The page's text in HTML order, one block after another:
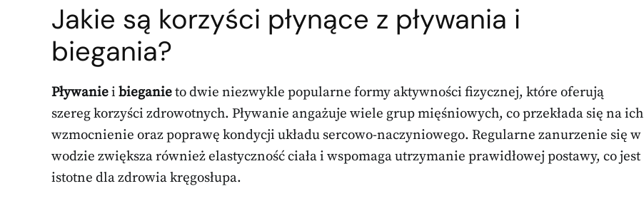
Jakie są korzyści płynące z pływania i
biegania?
Pływaniei bieganieto dwie niezwykle popularne formy aktywności fizycznej, które oferują
szereg korzyści zdrowotnych. Pływanie angażuje wiele grup mięśniowych, co przekłada się na ich
wzmocnienie oraz poprawę kondycji układu sercowo-naczyniowego. Regularne zanurzenie się w
wodzie zwiększa również elastyczność ciała i wspomaga utrzymanie prawidłowej postawy, co jest
istotne dla zdrowia kręgosłupa.